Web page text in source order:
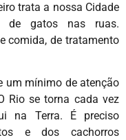
trata a nossa Cidade
de gatos nas ruas.
comida, de tratamento
um mínimo de atenção
Rio se torna cada vez
na Terra. É preciso
e dos cachorros